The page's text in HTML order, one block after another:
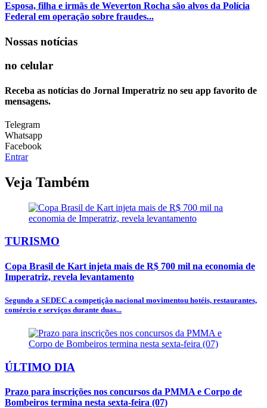
Esposa, filha e irmãs de Weverton Rocha são alvos da Polícia
Federal em operação sobre fraudes...
Nossas notícias
no celular
Receba as notícias do Jornal Imperatriz no seu app favorito de
mensagens.
Telegram
Whatsapp
Facebook
Entrar
Veja Também
TURISMO
Copa Brasil de Kart injeta mais de R$ 700 mil na economia de
Imperatriz, revela levantamento
Segundo a SEDEC a competição nacional movimentou hotéis, restaurantes,
comércio e serviços durante duas...
ÚLTIMO DIA
Prazo para inscrições nos concursos da PMMA e Corpo de
Bombeiros termina nesta sexta-feira (07)